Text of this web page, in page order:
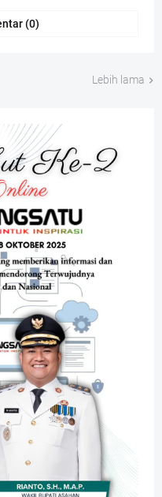
(0)
Lebih lama